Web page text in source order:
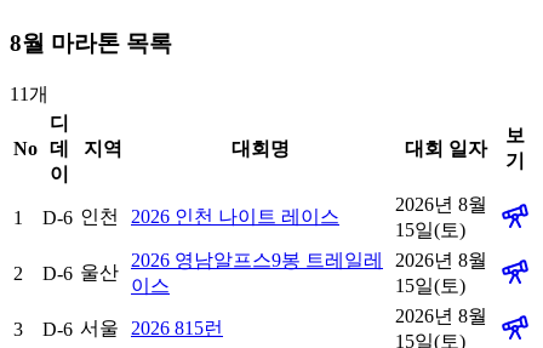
8월 마라톤 목록
11개
No
디
데
이
지역 대회명 대회 일자
보
기
1 D-6 인천 2026 인천 나이트 레이스
2026년 8월
15일(토)
2 D-6 울산
2026 영남알프스9봉 트레일레
이스
2026년 8월
15일(토)
3 D-6 서울 2026 815런
2026년 8월
15일(토)